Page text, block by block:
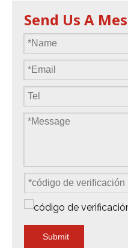
Send Us A
Submit